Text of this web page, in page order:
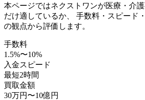
本ページではネクストワンが医療・介護
だけ適しているか、 手数料・スピード
の観点から評価します。
手数料
1.5%〜10%
入金スピード
最短2時間
買取金額
30万円 〜10億円